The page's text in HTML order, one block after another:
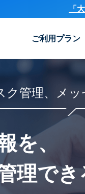
「
ご利用プラン
ク管理、メ
を、
理で